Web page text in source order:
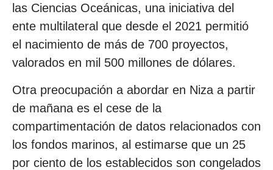
las Ciencias Oceánicas, una iniciativa del
ente multilateral que desde el 2021 permitió
el nacimiento de más de 700 proyectos,
valorados en mil 500 millones de dólares.
Otra preocupación a abordar en Niza a partir
de mañana es el cese de la
compartimentación de datos relacionados con
los fondos marinos, al estimarse que un 25
por ciento de los establecidos son congelados